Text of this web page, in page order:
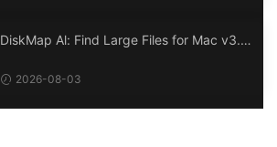
DiskMap Al: Find Large Files for Mac v3.1
2026-08-03